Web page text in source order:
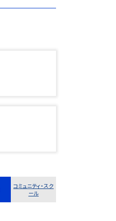
コミュニティ・スク
ール